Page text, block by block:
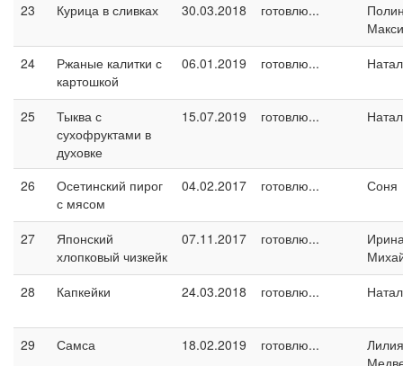
23 Курица в сливках 30.03.2018 готовлю...
24
Ржаные калитки с
картошкой
06.01.2019 готовлю...
25
Тыква с
сухофруктами в
духовке
15.07.2019 готовлю...
26
Осетинский пирог
с мясом
04.02.2017 готовлю... Соня
27
Японский
хлопковый чизкейк
07.11.2017 готовлю...
28
Капкейки 24.03.2018 готовлю...
29 Самса 18.02.2019 готовлю...
Лилия